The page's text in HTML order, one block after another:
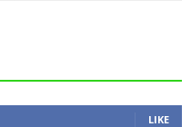
LIKE